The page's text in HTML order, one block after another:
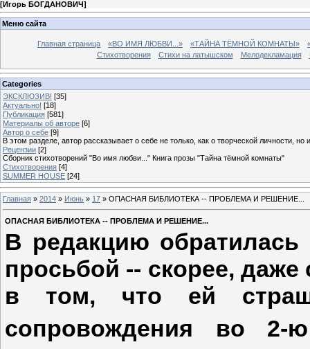
[Игорь БОГДАНОВИЧ]
Меню сайта
Главная страница «ВО ИМЯ ЛЮБВИ...» «ТАЙНА ТЁМНОЙ КОМНАТЫ»
Стихотворения
Стихи на латышском Мелодекламация
Categories
ЭКСКЛЮЗИВ! [35]
Актуально! [18]
Публикация [581]
Материалы об авторе [6]
Автор о себе [9]
В этом разделе, автор рассказывает о себе не только, как о творческой личности,
Рецензии [2]
Сборник стихотворений "Во имя любви..." Книга прозы "Тайна тёмной комнаты"
Стихотворения [4]
SUMMER HOUSE [24]
Главная » 2014 » Июнь » 17 » ОПАСНАЯ БИБЛИОТЕКА -- ПРОБЛЕМА И РЕШЕНИЕ...
ОПАСНАЯ БИБЛИОТЕКА -- ПРОБЛЕМА И РЕШЕНИЕ...
В редакцию обратилась
просьбой -- скорее,
в том, что ей
сопровождения во 2-